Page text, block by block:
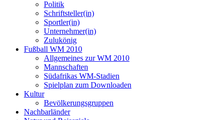
Politik
Schriftsteller(in)
Sportler(in)
Unternehmer(in)
Zulukönig
Fußball WM 2010
Allgemeines zur WM 2010
Mannschaften
Südafrikas WM-Stadien
Spielplan zum Downloaden
Kultur
Bevölkerungsgruppen
Nachbarländer